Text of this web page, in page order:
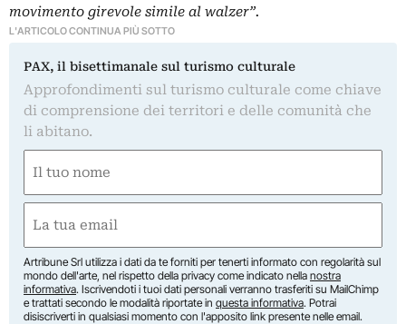
movimento girevole simile al walzer”.
L'ARTICOLO CONTINUA PIÙ SOTTO
PAX, il bisettimanale sul turismo culturale
Approfondimenti sul turismo culturale come chiave
di comprensione dei territori e delle comunità che
li abitano.
(Required)
First
(Required)
Artribune Srl utilizza i dati da te forniti per tenerti informato con regolarità sul
mondo dell'arte, nel rispetto della privacy come indicato nella nostra
informativa. Iscrivendoti i tuoi dati personali verranno trasferiti su MailChimp
e trattati secondo le modalità riportate in questa informativa. Potrai
disiscriverti in qualsiasi momento con l'apposito link presente nelle email.